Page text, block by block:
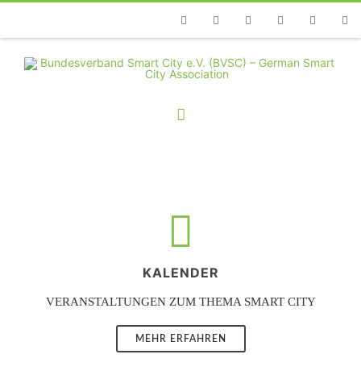
TelefonFacebookTwitterYoutubeInstagramLinkedin
KALENDER
VERANSTALTUNGEN ZUM THEMA SMART CITY
MEHR ERFAHREN